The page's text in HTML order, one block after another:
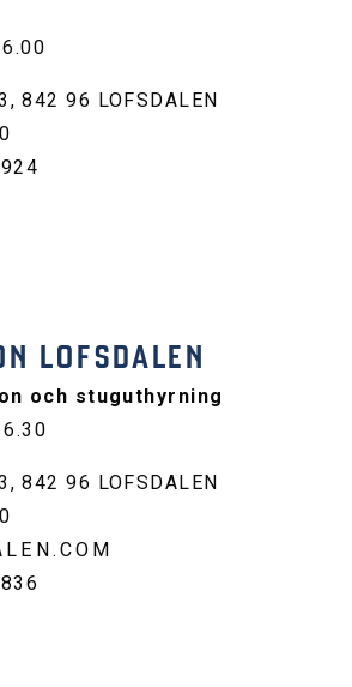
LOFSDALEN
och stuguthyrning
842 96 LOFSDALEN
842 96 LOFSDALEN